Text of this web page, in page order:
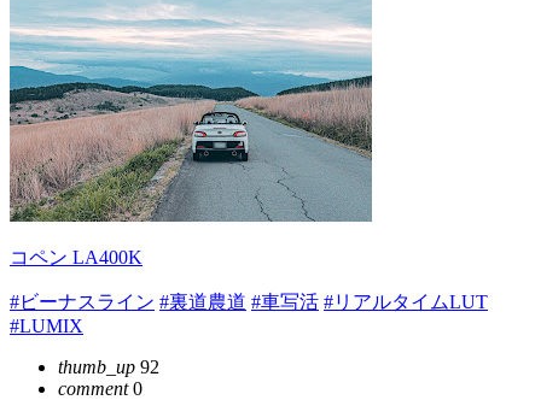
コペン LA400K
#ビーナスライン #裏道農道 #車写活 #リアルタイムLUT
#LUMIX
thumb_up 92
comment0